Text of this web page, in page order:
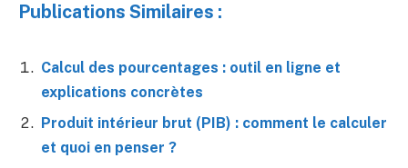
Publications Similaires :
Calcul des pourcentages : outil en ligne et
explications concrètes
Produit intérieur brut (PIB) : comment le calculer
et quoi en penser ?